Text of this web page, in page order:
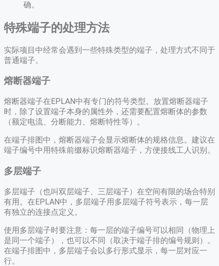
确。
特殊端子的处理方法
实际项目中经常会遇到一些特殊类型的端子，处理方式不同于
普通端子。
熔断器端子
熔断器端子在EPLAN中有专门的符号类型。放置熔断器端子
时，除了设置端子本身的属性外，还需要配置熔断体的参数
（额定电流、分断能力、熔断特性等）。
在端子排图中，熔断器端子会显示熔断体的规格信息。建议在
端子编号中用特殊前缀标识熔断器端子，方便接线工人识别。
多层端子
多层端子（也叫双层端子、三层端子）在空间有限的场合特别
有用。在EPLAN中，多层端子用多层端子符号表示，每一层
有独立的连接点定义。
使用多层端子时要注意：每一层的端子编号可以相同（物理上
是同一个端子），也可以不同（取决于端子排的编号规则）。
在端子排图中，多层端子会以多行形式显示，每一层对应一
行。